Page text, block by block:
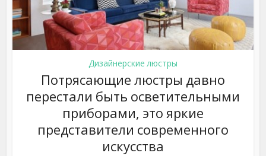
Дизайнерские люстры
Потрясающие люстры давно
перестали быть осветительными
приборами, это яркие
представители современного
искусства